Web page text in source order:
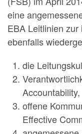
eine
EBA Leitlinien
ebenfalls
die
Accountability,
offene
Effective